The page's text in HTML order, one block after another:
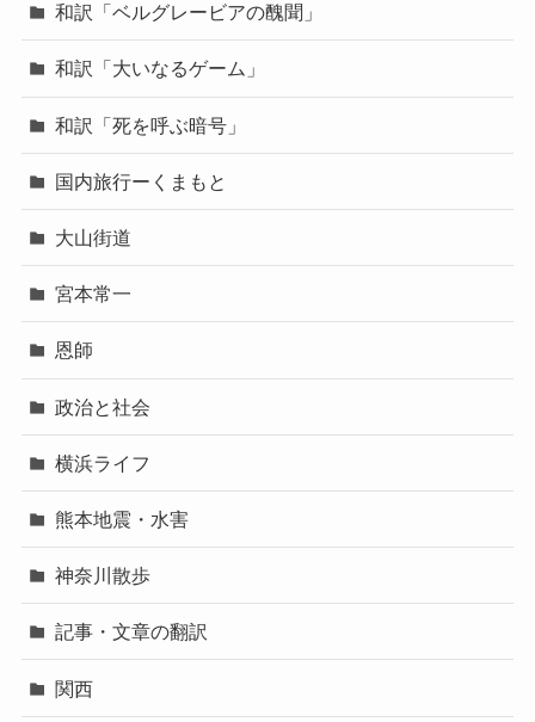
和訳「ベルグレービアの醜聞」
和訳「大いなるゲーム」
和訳「死を呼ぶ暗号」
国内旅行ーくまもと
大山街道
宮本常一
恩師
政治と社会
横浜ライフ
熊本地震・水害
神奈川散歩
記事・文章の翻訳
関西